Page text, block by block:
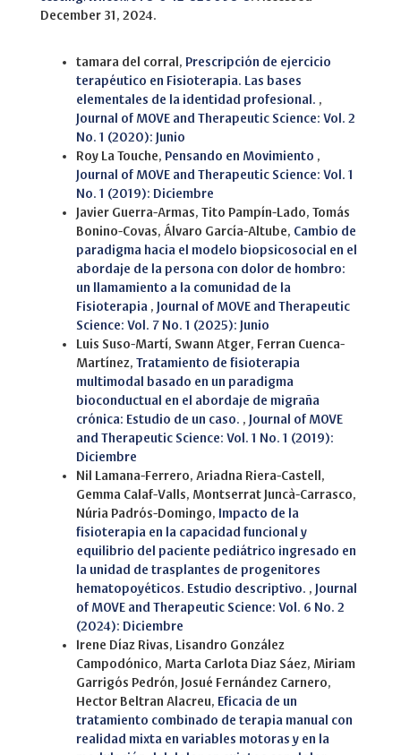
December 31, 2024.
tamara del corral, Prescripción de ejercicio
terapéutico en Fisioterapia. Las bases
elementales de la identidad profesional. ,
Journal of MOVE and Therapeutic Science: Vol. 2
No. 1 (2020): Junio
Roy La Touche, Pensando en Movimiento ,
Journal of MOVE and Therapeutic Science: Vol. 1
No. 1 (2019): Diciembre
Javier Guerra-Armas, Tito Pampín-Lado, Tomás
Bonino-Covas, Álvaro García-Altube, Cambio de
paradigma hacia el modelo biopsicosocial en el
abordaje de la persona con dolor de hombro:
un llamamiento a la comunidad de la
Fisioterapia , Journal of MOVE and Therapeutic
Science: Vol. 7 No. 1 (2025): Junio
Luis Suso-Martí, Swann Atger, Ferran Cuenca-
Martínez, Tratamiento de fisioterapia
multimodal basado en un paradigma
bioconductual en el abordaje de migraña
crónica: Estudio de un caso. , Journal of MOVE
and Therapeutic Science: Vol. 1 No. 1 (2019):
Diciembre
Nil Lamana-Ferrero, Ariadna Riera-Castell,
Gemma Calaf-Valls, Montserrat Juncà-Carrasco,
Núria Padrós-Domingo, Impacto de la
fisioterapia en la capacidad funcional y
equilibrio del paciente pediátrico ingresado en
la unidad de trasplantes de progenitores
hematopoyéticos. Estudio descriptivo. , Journal
of MOVE and Therapeutic Science: Vol. 6 No. 2
(2024): Diciembre
Irene Díaz Rivas, Lisandro González
Campodónico, Marta Carlota Diaz Sáez, Miriam
Garrigós Pedrón, Josué Fernández Carnero,
Hector Beltran Alacreu, Eficacia de un
tratamiento combinado de terapia manual con
realidad mixta en variables motoras y en la